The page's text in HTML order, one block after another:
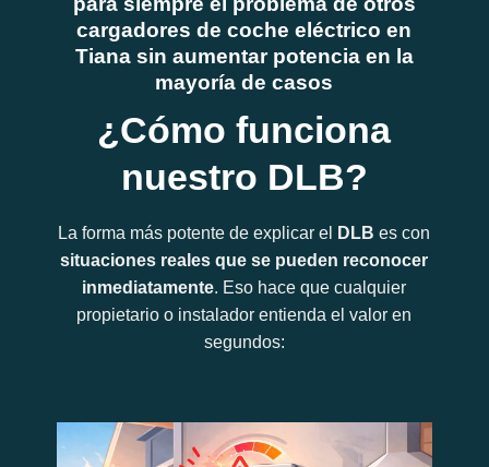
cargadores de coche eléctrico en
Tiana sin aumentar potencia en la
mayoría de casos
¿Cómo funciona
nuestro DLB?
La forma más potente de explicar el DLB es con
situaciones reales que se pueden reconocer
inmediatamente. Eso hace que cualquier
propietario o instalador entienda el valor en
segundos: